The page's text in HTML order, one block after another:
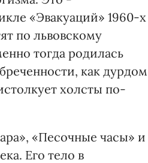
«Эвакуаций» 1960-х
по львовскому
тогда родилась
как дурдом
холсты по-
«Песочные часы» и
Его тело в